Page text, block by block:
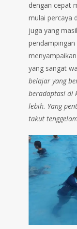
dengan cepat
mulai percaya
juga yang
pendampingan
yang sangat
belajar yang
beradaptasi di
lebih. Yang
takut